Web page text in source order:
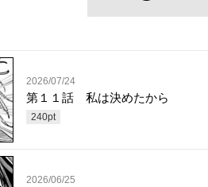
2026/07/24
第１１話 私は決めたから
240pt
2026/06/25